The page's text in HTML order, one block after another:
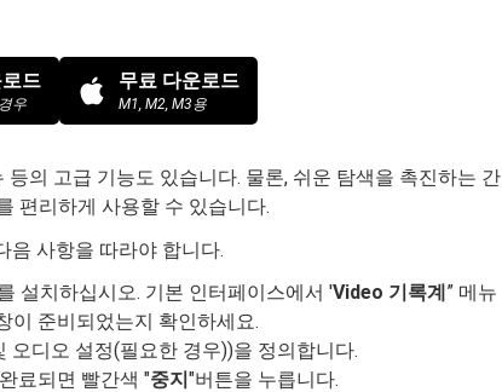
드
우
무료 다운로드
M1, M2, M3용
의 고급 기능도 있습니다. 물론, 쉬운 탐색을 촉진하는 간
편리하게 사용할 수 있습니다.
음 사항을 따라야 합니다.
설치하십시오. 기본 인터페이스에서 'Video 기록계” 메뉴
이 준비되었는지 확인하세요.
오디오 설정(필요한 경우))을 정의합니다.
료되면 빨간색 "중지"버튼을 누릅니다.